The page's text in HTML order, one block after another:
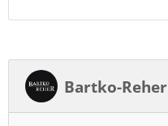
Bartko-Reher